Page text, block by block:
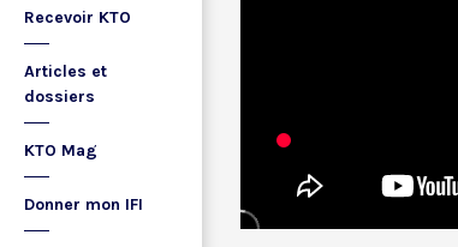
Recevoir KTO
Articles et
dossiers
KTO Mag
Donner mon IFI